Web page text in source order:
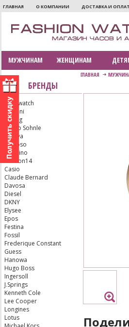
ГЛАВНАЯ О КОМПАНИИ ДОСТАВКА И
МУЖЧИНАМ ЖЕНЩИНАМ
ГЛАВНАЯ
БРЕНДЫ
Aerowatch
Armani
Bering
Bruno Sohnle
Bulova
Calypso
Candino
Carbon14
Casio
Claude Bernard
Davosa
Diesel
DKNY
Elysee
Epos
Festina
Fossil
Frederique Constant
Guess
Hanowa
Hugo Boss
Ingersoll
J.Springs
Kenneth Cole
Lee Cooper
Longines
Lotus